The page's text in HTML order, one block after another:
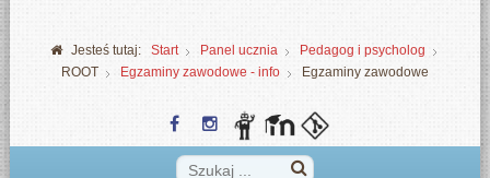
Jesteś tutaj: Start Panel ucznia
Pedagog i psycholog
ROOT
Egzaminy zawodowe - info Egzaminy zawodowe